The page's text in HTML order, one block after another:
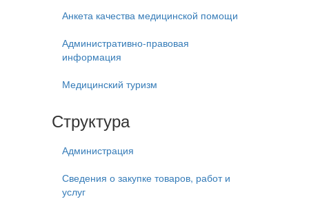
Анкета качества медицинской помощи
Административно-правовая
информация
Медицинский туризм
Структура
Администрация
Сведения о закупке товаров, работ и
услуг